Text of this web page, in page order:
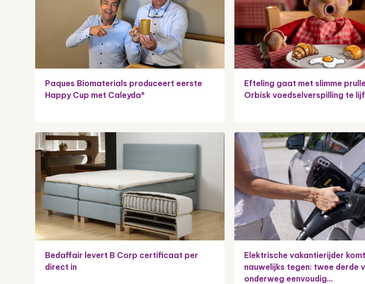
Paques Biomaterials produceert eerste
Happy Cup met Caleyda®
Efteling gaat met slimme
Orbisk voedselverspilling te lijf
Bedaffair levert B Corp certificaat per
direct in
Elektrische vakantierijder
nauwelijks tegen: twee derde
onderweg eenvoudig...